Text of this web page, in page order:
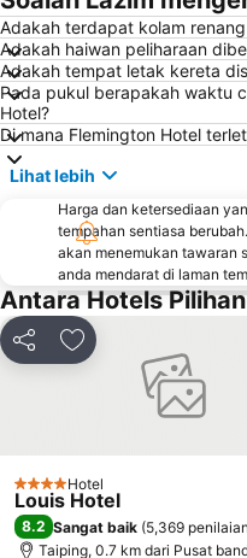
Adakah terdapat kolam
Adakah haiwan peliharaan
Adakah tempat letak kereta
Pada pukul berapakah waktu
Hotel?
Di mana Flemington Hotel
Lihat lebih
Harga dan ketersediaan
tempahan sentiasa
akan menemukan tawaran
anda mendarat di laman
Antara Hotels
Kongsi Tambah ke favorit
4 Bintang
Hotel
Louis Hotel
8.2 Sangat baik (5,369 penilaian
Taiping, 0.7 km dari Pusat